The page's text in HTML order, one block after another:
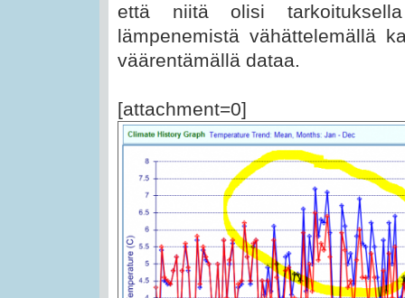
että niitä olisi
lämpenemistä vähättelemällä
väärentämällä dataa.
[attachment=0]